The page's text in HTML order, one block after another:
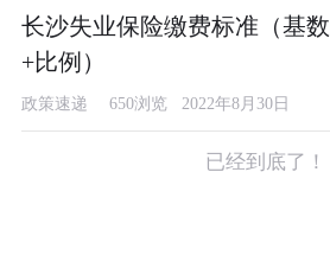
长沙失业保险缴费标准（基数
+比例）
政策速递 650浏览 2022年8月30日
已经到底了！